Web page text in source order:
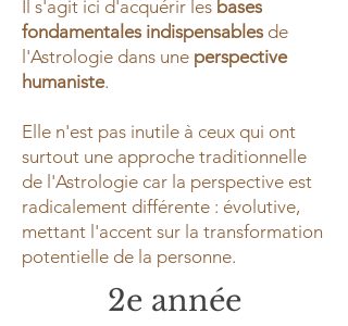
Il s'agit ici d'acquérir les bases
fondamentales indispensables de
l'Astrologie dans une perspective
humaniste.
Elle n'est pas inutile à ceux qui ont
surtout une approche traditionnelle
de l'Astrologie car la perspective est
radicalement différente : évolutive,
mettant l'accent sur la transformation
potentielle de la personne.
2e année